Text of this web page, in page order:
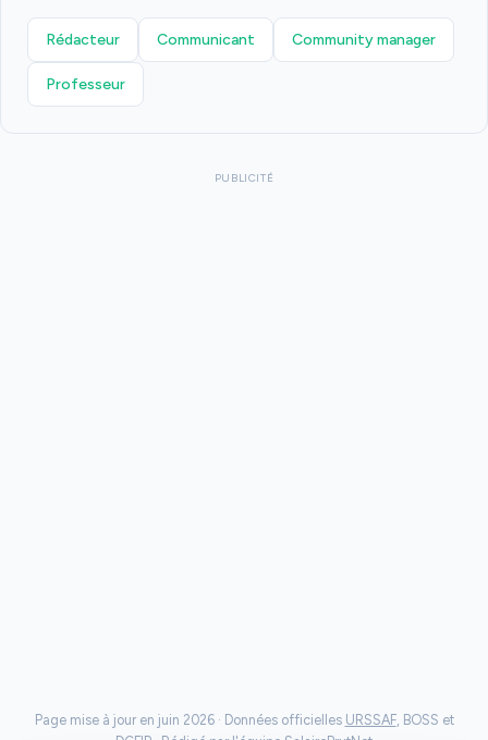
Rédacteur Communicant Community manager
Professeur
PUBLICITÉ
Page mise à jour en juin 2026 · Données officielles URSSAF, BOSS et